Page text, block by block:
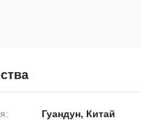
Гуандун, Китай